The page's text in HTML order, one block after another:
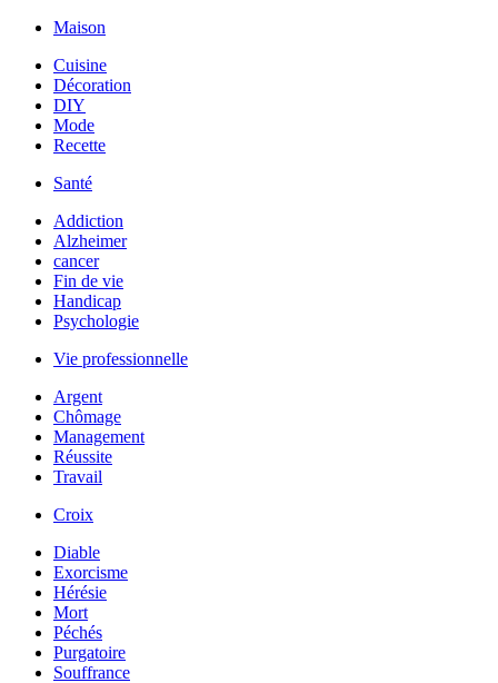
Maison
Cuisine
Décoration
DIY
Mode
Recette
Santé
Addiction
Alzheimer
cancer
Fin de vie
Handicap
Psychologie
Vie professionnelle
Argent
Chômage
Management
Réussite
Travail
Croix
Diable
Exorcisme
Hérésie
Mort
Péchés
Purgatoire
Souffrance